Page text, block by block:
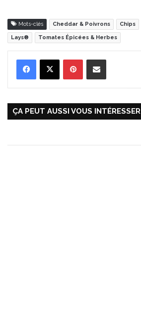
Mots-clés Cheddar & Poivrons Chips
Lays® Tomates Épicées & Herbes
ÇA PEUT AUSSI VOUS INTÉRESSER